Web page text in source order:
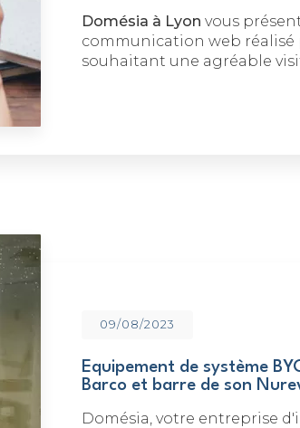
Domésia à Lyon vous
communication web réalisé
souhaitant une agréable
09/08/2023
Equipement de système
Barco et barre de son
Domésia, votre entreprise